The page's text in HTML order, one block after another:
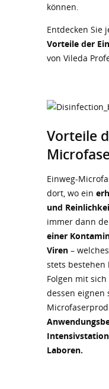
können.
Entdecken Sie
Vorteile der
von Vileda
Vorteile
Einweg-
dort, wo ein
und
immer dann
einer
Viren –
stets bestehen
Folgen mit
dessen eignen
Laboren.